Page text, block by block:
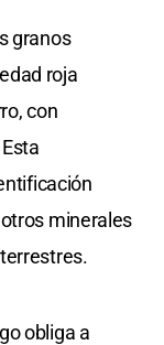
granos
roja
con
minerales
obliga a